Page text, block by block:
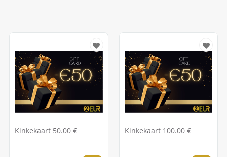
Kinkekaart 50.00 € Kinkekaart 100.00 €